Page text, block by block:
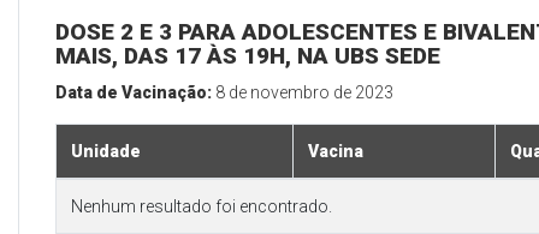
DOSE 2 E 3 PARA ADOLESCENTES E
MAIS, DAS 17 ÀS 19H, NA UBS SEDE
Data de Vacinação: 8 de novembro de 2023
Unidade Vacina
Nenhum resultado foi encontrado.